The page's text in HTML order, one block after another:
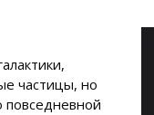
частицы, но